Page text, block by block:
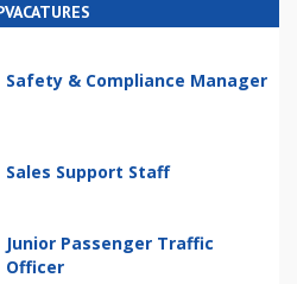
Safety & Compliance Manager
Sales Support Staff
Junior Passenger Traffic
Officer